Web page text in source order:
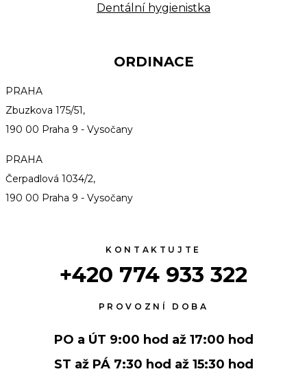
Dentální hygienistka
ORDINACE
PRAHA
Zbuzkova 175/51,
190 00 Praha 9 - Vysočany
PRAHA
Čerpadlová 1034/2,
190 00 Praha 9 - Vysočany
KONTAKTUJTE
+420 774 933 322
PROVOZNÍ DOBA
PO a ÚT 9:00 hod až 17:00 hod
ST až PÁ 7:30 hod až 15:30 hod